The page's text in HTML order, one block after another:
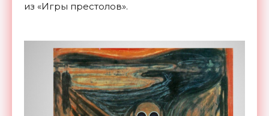
из «Игры престолов».